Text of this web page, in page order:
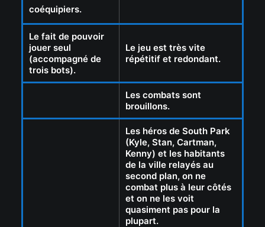
coéquipiers.
Le fait de pouvoir
jouer seul
(accompagné de
trois bots).
Le jeu est très vite
répétitif et redondant.
Les combats sont
brouillons.
Les héros de South Park
(Kyle, Stan, Cartman,
Kenny) et les habitants
de la ville relayés au
second plan, on ne
combat plus à leur côtés
et on ne les voit
quasiment pas pour la
plupart.